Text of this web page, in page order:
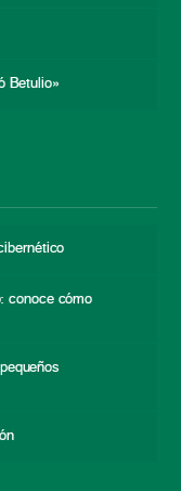
Betulio»
conoce cómo